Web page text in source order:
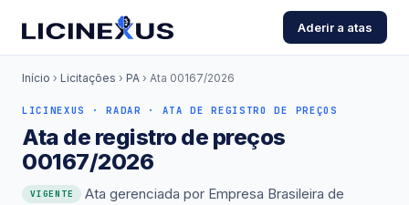
Aderir a atas
Início › Licitações › PA › Ata 00167/2026
LICINEXUS · RADAR · ATA DE REGISTRO DE PREÇOS
Ata de registro de preços
00167/2026
VIGENTE
Ata gerenciada por Empresa Brasileira de